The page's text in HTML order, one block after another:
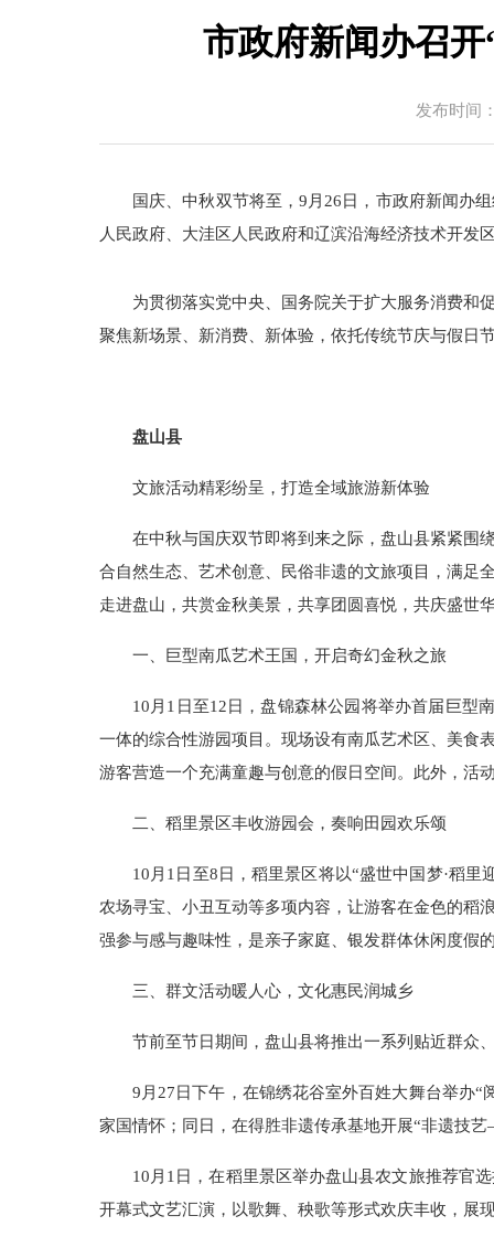
市政府新闻办召
发布时间
国庆、中秋双节将至，9月26日，市政府新闻办
人民政府、大洼区人民政府和辽滨沿海经济技术开发
为贯彻落实党中央、国务院关于扩大服务消费和
聚焦新场景、新消费、新体验，依托传统节庆与假日
盘山县
文旅活动精彩纷呈，打造全域旅游新体验
在中秋与国庆双节即将到来之际，盘山县紧紧围
合自然生态、艺术创意、民俗非遗的文旅项目，满足
走进盘山，共赏金秋美景，共享团圆喜悦，共庆盛世
一、巨型南瓜艺术王国，开启奇幻金秋之旅
10月1日至12日，盘锦森林公园将举办首届巨型
一体的综合性游园项目。现场设有南瓜艺术区、美食
游客营造一个充满童趣与创意的假日空间。此外，活
二、 稻里景区丰收游园会，奏响田园欢乐颂
10月1日至8日，稻里景区将以“盛世中国梦·稻
农场寻宝、小丑互动等多项内容，让游客在金色的稻
强参与感与趣味性，是亲子家庭、银发群体休闲度假
三、 群文活动暖人心，文化惠民润城乡
节前至节日期间，盘山县将推出一系列贴近群众
9月27日下午，在锦绣花谷室外百姓大舞台举办
家国情怀；同日，在得胜非遗传承基地开展“非遗技
10月1日，在稻里景区举办盘山县农文旅推荐官
开幕式文艺汇演，以歌舞、秧歌等形式欢庆丰收，展